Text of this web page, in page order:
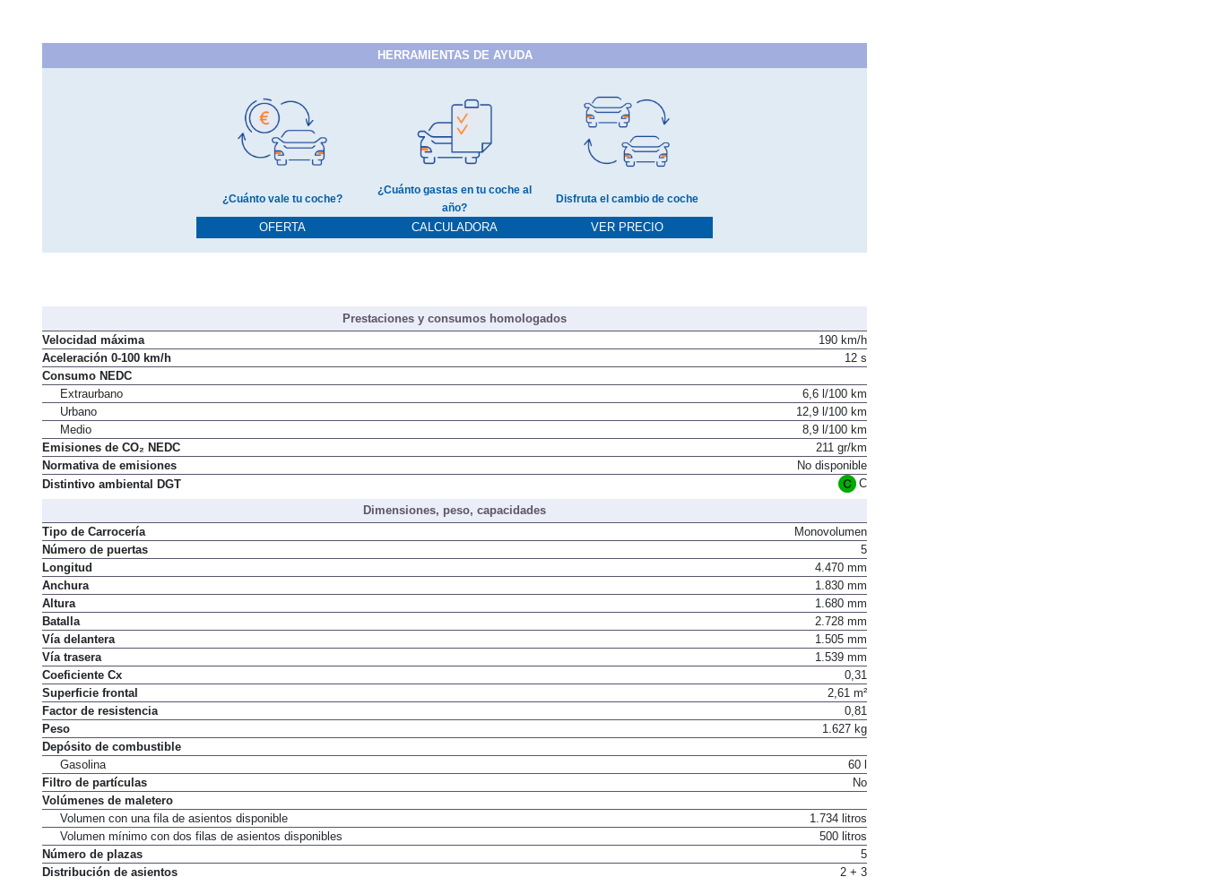
HERRAMIENTAS DE AYUDA
OFERTA
¿Cuánto gastas en tu coche al
año?
CALCULADORA VER PRECIO
Prestaciones y consumos homologados
Velocidad máxima
190 km/h
Aceleración 0-100 km/h
Consumo NEDC
Extraurbano
6,6 l/100 km
Urbano
12,9 l/100 km
Medio
8,9 l/100 km
Emisiones de CO₂ NEDC
211 gr/km
Normativa de emisiones
No disponible
Dimensiones, peso, capacidades
Tipo de Carrocería
Monovolumen
Número de puertas
5
Longitud
4.470 mm
Anchura
1.830 mm
Altura
1.680 mm
Batalla
2.728 mm
Vía delantera
1.505 mm
Vía trasera
1.539 mm
Coeficiente Cx
0,31
Superficie frontal
2,61 m²
Factor de resistencia
0,81
Peso
Depósito de combustible
Gasolina
60 l
Filtro de partículas
Volúmenes de maletero
Volumen con una fila de asientos disponible
1.734 litros
Volumen mínimo con dos filas de asientos disponibles
500 litros
Número de plazas
5